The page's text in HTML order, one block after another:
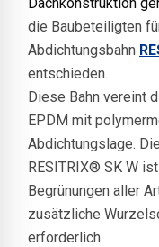
die Baubeteiligten
Abdichtungsbahn
entschieden.
Diese Bahn vereint
EPDM mit
Abdichtungslage.
RESITRIX® SK W
Begrünungen aller
zusätzliche
erforderlich.